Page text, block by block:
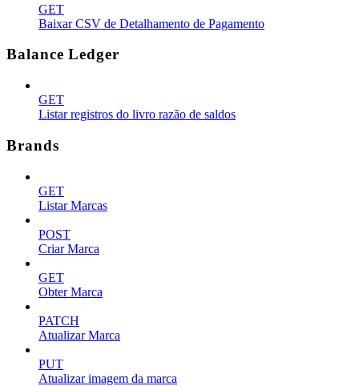
GET
Baixar CSV de Detalhamento de Pagamento
Balance Ledger
GET
Listar registros do livro razão de saldos
Brands
GET
Listar Marcas
POST
Criar Marca
GET
Obter Marca
PATCH
Atualizar Marca
PUT
Atualizar imagem da marca